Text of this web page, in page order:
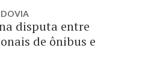
disputa entre
de ônibus e